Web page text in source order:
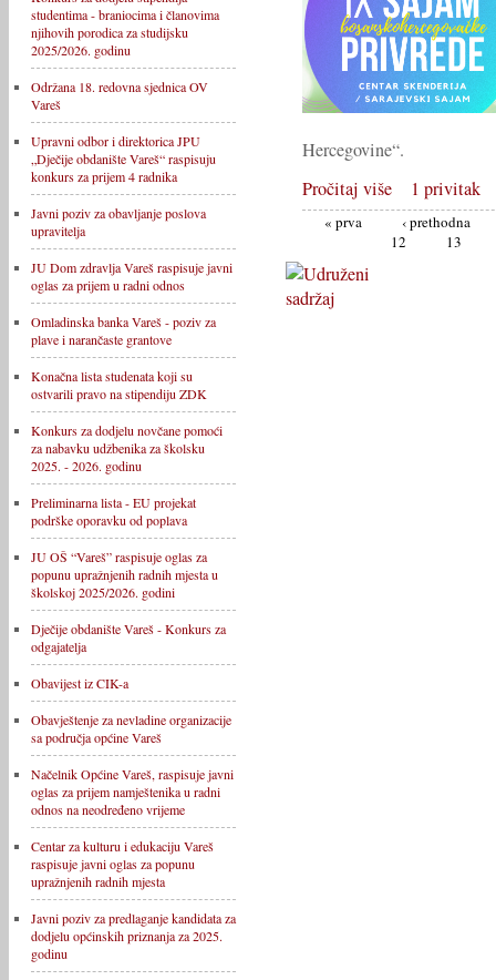
studentima - braniocima i članovima
njihovih porodica za studijsku
2025/2026. godinu
Održana 18. redovna sjednica OV
Vareš
Upravni odbor i direktorica JPU
„Dječije obdanište Vareš“ raspisuju
konkurs za prijem 4 radnika
Javni poziv za obavljanje poslova
upravitelja
JU Dom zdravlja Vareš raspisuje javni
oglas za prijem u radni odnos
Omladinska banka Vareš - poziv za
plave i narančaste grantove
Konačna lista studenata koji su
ostvarili pravo na stipendiju ZDK
Konkurs za dodjelu novčane pomoći
za nabavku udžbenika za školsku
2025. - 2026. godinu
Preliminarna lista - EU projekat
podrške oporavku od poplava
JU OŠ “Vareš” raspisuje oglas za
popunu upražnjenih radnih mjesta u
školskoj 2025/2026. godini
Dječije obdanište Vareš - Konkurs za
odgajatelja
Obavijest iz CIK-a
Obavještenje za nevladine organizacije
sa područja općine Vareš
Načelnik Općine Vareš, raspisuje javni
oglas za prijem namještenika u radni
odnos na neodređeno vrijeme
Centar za kulturu i edukaciju Vareš
raspisuje javni oglas za popunu
upražnjenih radnih mjesta
Javni poziv za predlaganje kandidata za
dodjelu općinskih priznanja za 2025.
godinu
Hercegovine“.
Pročitaj više
1 privitak
« prva
‹ prethodna
12
13